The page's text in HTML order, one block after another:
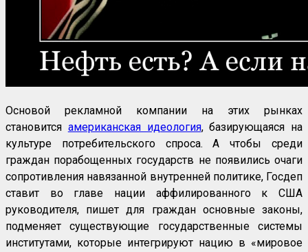
Основой рекламной компании на этих рынках
становится американская идеология, базирующаяся на
культуре потребительского спроса. А чтобы среди
граждан порабощенных государств не появились очаги
сопротивления навязанной внутренней политике, Госдеп
ставит во главе нации аффилированного к США
руководителя, пишет для граждан основные законы,
подменяет существующие государственные системы
институтами, которые интегрируют нацию в «мировое